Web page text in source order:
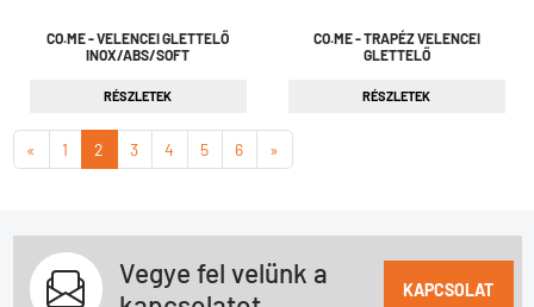
CO.ME - VELENCEI GLETTELŐ
INOX/ABS/SOFT
RÉSZLETEK
CO.ME - TRAPÉZ VELENCEI
GLETTELŐ
RÉSZLETEK
« 1 2 3 4 5 6 »
Vegye fel velünk a
KAPCSOLAT